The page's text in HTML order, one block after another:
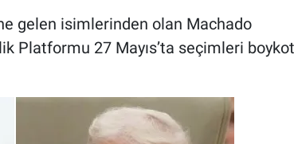
gelen isimlerinden olan Machado
Platformu 27 Mayıs’ta seçimleri boykot